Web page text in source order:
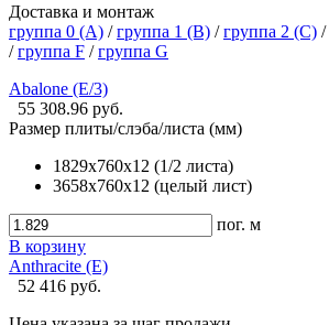
Доставка и монтаж
группа 0 (A) /группа 1 (B) /группа 2 (С) /
/группа F /группа G
Abalone (E/3)
55 308.96 руб.
Размер плиты/слэба/листа (мм)
1829х760х12 (1/2 листа)
3658х760х12 (целый лист)
пог. м
В корзину
Anthracite (E)
52 416 руб.